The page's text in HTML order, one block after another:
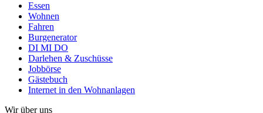
Essen
Wohnen
Fahren
Burgenerator
DI MI DO
Darlehen & Zuschüsse
Jobbörse
Gästebuch
Internet in den Wohnanlagen
Wir über uns